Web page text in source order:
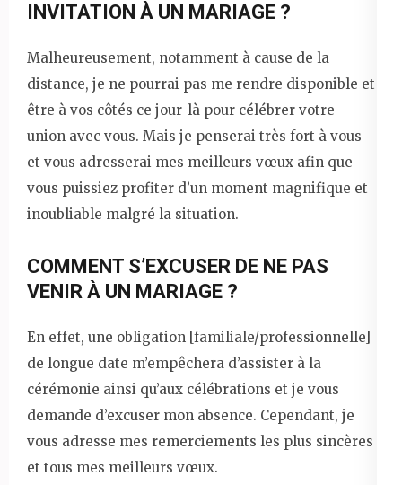
INVITATION À UN MARIAGE ?
Malheureusement, notamment à cause de la
distance, je ne pourrai pas me rendre disponible et
être à vos côtés ce jour-là pour célébrer votre
union avec vous. Mais je penserai très fort à vous
et vous adresserai mes meilleurs vœux afin que
vous puissiez profiter d’un moment magnifique et
inoubliable malgré la situation.
COMMENT S’EXCUSER DE NE PAS
VENIR À UN MARIAGE ?
En effet, une obligation [familiale/professionnelle]
de longue date m’empêchera d’assister à la
cérémonie ainsi qu’aux célébrations et je vous
demande d’excuser mon absence. Cependant, je
vous adresse mes remerciements les plus sincères
et tous mes meilleurs vœux.